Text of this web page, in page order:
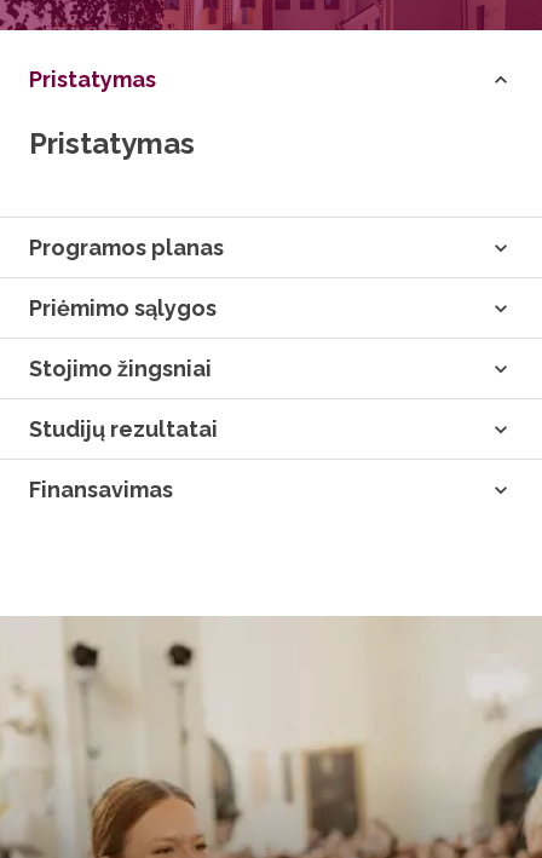
Pristatymas
Pristatymas
Programos planas
Priėmimo sąlygos
Stojimo žingsniai
Studijų rezultatai
Finansavimas